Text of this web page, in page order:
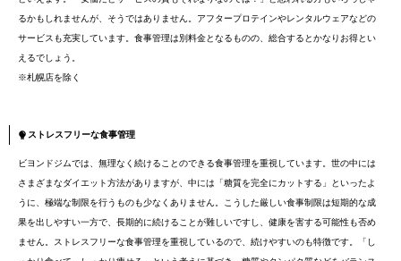
るかもしれませんが、そうではありません。アフタープロテインやレンタルウェアなどの
サービスも充実しています。食事管理は別料金となるものの、総合するとかなりお得とい
えるでしょう。
※札幌店を除く
ストレスフリーな食事管理
ビヨンドジムでは、無理なく続けることのできる食事管理を重視しています。世の中には
さまざまなダイエット方法がありますが、中には「糖質を完全にカットする」といったよ
うに、極端な制限を行うものも少なくありません。こうした厳しい食事制限は短期的な成
果を出しやすい一方で、長期的に続けることが難しいですし、健康を害する可能性も否め
ません。ストレスフリーな食事管理を重視しているので、続けやすいのも特徴です。「し